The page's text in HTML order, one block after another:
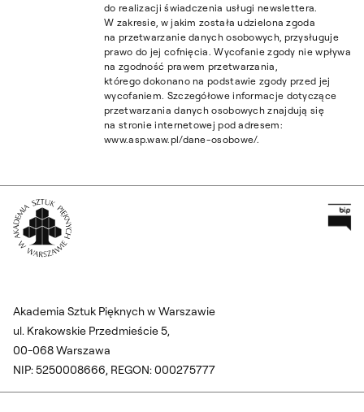
do realizacji świadczenia usługi newslettera.
W zakresie, w jakim została udzielona zgoda
na przetwarzanie danych osobowych, przysługuje
prawo do jej cofnięcia. Wycofanie zgody nie wpływa
na zgodność prawem przetwarzania,
którego dokonano na podstawie zgody przed jej
wycofaniem. Szczegółowe informacje dotyczące
przetwarzania danych osobowych znajdują się
na stronie internetowej pod adresem:
www.asp.waw.pl/dane-osobowe/.
Akademia Sztuk Pięknych w Warszawie
ul. Krakowskie Przedmieście 5,
00-068 Warszawa
NIP: 5250008666, REGON: 000275777